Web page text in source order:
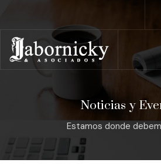
Noticias y
Estamos donde